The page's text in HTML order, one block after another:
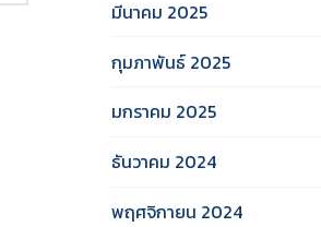
มีนาคม 2025
กุมภาพันธ์ 2025
มกราคม 2025
ธันวาคม 2024
พฤศจิกายน 2024